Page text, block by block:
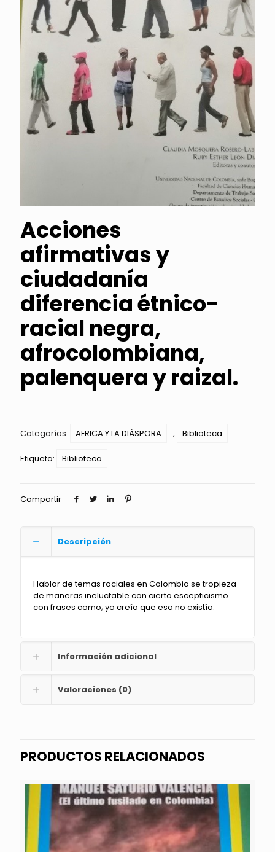
Acciones
afirmativas y
ciudadanía
diferencia étnico-
racial negra,
afrocolombiana,
palenquera y raizal.
Categorías: AFRICA Y LA DIÁSPORA , Biblioteca
Etiqueta: Biblioteca
Compartir
Descripción
Hablar de temas raciales en Colombia se tropieza
de maneras ineluctable con cierto escepticismo
con frases como; yo creía que eso no existía.
Información adicional
Valoraciones (0)
PRODUCTOS RELACIONADOS